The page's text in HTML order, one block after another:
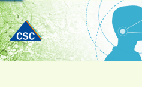
Aller
au
contenu